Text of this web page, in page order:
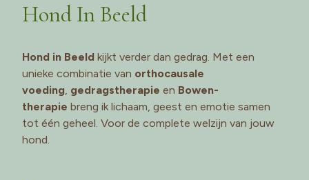
Hond In Beeld
Hond in Beeld kijkt verder dan gedrag. Met een
unieke combinatie van orthocausale
voeding, gedragstherapie en Bowen-
therapie breng ik lichaam, geest en emotie samen
tot één geheel. Voor de complete welzijn van jouw
hond.